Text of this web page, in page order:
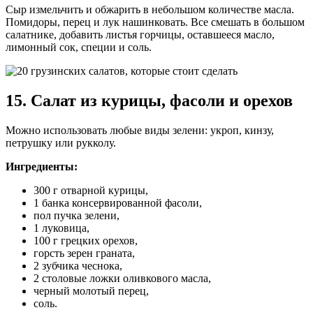
Сыр измельчить и обжарить в небольшом количестве масла.
Помидоры, перец и лук нашинковать. Все смешать в большом
салатнике, добавить листья горчицы, оставшееся масло,
лимонный сок, специи и соль.
15. Салат из курицы, фасоли и орехов
Можно использовать любые виды зелени: укроп, кинзу,
петрушку или рукколу.
Ингредиенты:
300 г отварной курицы,
1 банка консервированной фасоли,
пол пучка зелени,
1 луковица,
100 г грецких орехов,
горсть зерен граната,
2 зубчика чеснока,
2 столовые ложки оливкового масла,
черный молотый перец,
соль.